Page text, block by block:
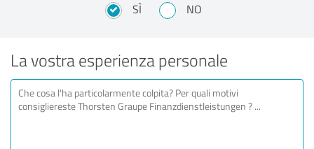
SÌ NO
La vostra esperienza personale